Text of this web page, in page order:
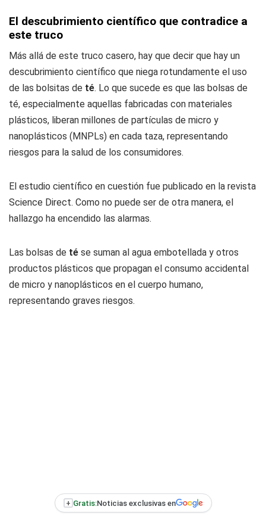
El descubrimiento científico que contradice a
este truco
Más allá de este truco casero, hay que decir que hay un
descubrimiento científico que niega rotundamente el uso
de las bolsitas de té. Lo que sucede es que las bolsas de
té, especialmente aquellas fabricadas con materiales
plásticos, liberan millones de partículas de micro y
nanoplásticos (MNPLs) en cada taza, representando
riesgos para la salud de los consumidores.
El estudio científico en cuestión fue publicado en la revista
Science Direct. Como no puede ser de otra manera, el
hallazgo ha encendido las alarmas.
Las bolsas de té se suman al agua embotellada y otros
productos plásticos que propagan el consumo accidental
de micro y nanoplásticos en el cuerpo humano,
representando graves riesgos.
+ Gratis:Noticias exclusivas en